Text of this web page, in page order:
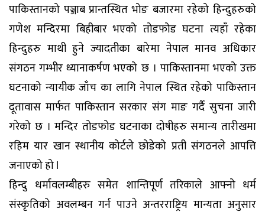
पाकिस्तानको पञ्जाब प्रान्तस्थित भोङ बजारमा रहेको हिन्दुहरुको
गणेश मन्दिरमा बिहीबार भएको तोडफोड घटना त्यहाँ रहेका
हिन्दुहरु माथी हुने ज्यादतीका बारेमा नेपाल मानव अधिकार
संगठन गम्भीर ध्यानाकर्षण भएको छ । पाकिस्तानमा भएको उक्त
घटनाको न्यायीक जाँच का लागि नेपाल स्थित रहेको पाकिस्तान
दूतावास मार्फत पाकिस्तान सरकार संग माङ गर्दै सुचना जारी
गरेको छ । मन्दिर तोडफोड घटनाका दोषीहरु समान्य तारीखमा
रहिम यार खान स्थानीय कोर्टले छोडेको प्रती संगठनले आपत्ति
जनाएको हो l
हिन्दु धर्मावलम्बीहरु समेत शान्तिपूर्ण तरिकाले आफ्नो धर्म
संस्कृतिको अवलम्बन गर्न पाउने अन्तरराष्ट्रिय मान्यता अनुसार